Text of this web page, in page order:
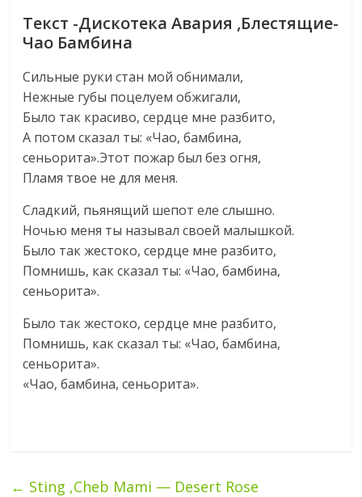
Текст -Дискотека Авария ,Блестящие-
Чао Бамбина
Сильные руки стан мой обнимали,
Нежные губы поцелуем обжигали,
Было так красиво, сердце мне разбито,
А потом сказал ты: «Чао, бамбина,
сеньорита».Этот пожар был без огня,
Пламя твое не для меня.
Сладкий, пьянящий шепот еле слышно.
Ночью меня ты называл своей малышкой.
Было так жестоко, сердце мне разбито,
Помнишь, как сказал ты: «Чао, бамбина,
сеньорита».
Было так жестоко, сердце мне разбито,
Помнишь, как сказал ты: «Чао, бамбина,
сеньорита».
«Чао, бамбина, сеньорита».
← Sting ,Cheb Mami — Desert Rose